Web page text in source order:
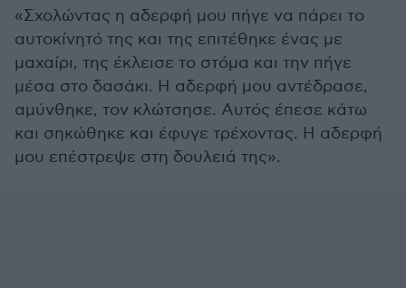
«Σχολώντας η αδερφή μου πήγε να πάρει το
αυτοκίνητό της και της επιτέθηκε ένας με
μαχαίρι, της έκλεισε το στόμα και την πήγε
μέσα στο δασάκι. Η αδερφή μου αντέδρασε,
αμύνθηκε, τον κλώτσησε. Αυτός έπεσε κάτω
και σηκώθηκε και έφυγε τρέχοντας. Η αδερφή
μου επέστρεψε στη δουλειά της».